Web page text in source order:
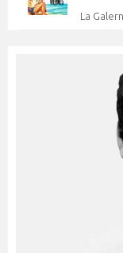
La